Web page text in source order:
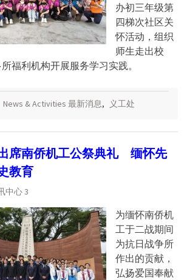
办初三年级第
四梯次社区关
怀活动，组织
师生走出校
福利机构开展服务学习实践。
News & Activities 最新消息, 义工处
席南侨机工公祭典礼 缅怀先
教育
中心 3
为缅怀南侨机
工于二战期间
为抗日战争所
作出的贡献，
弘扬爱国奉献